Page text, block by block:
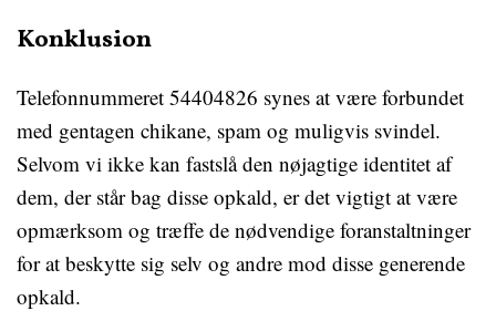
Konklusion
Telefonnummeret 54404826 synes at være forbundet
med gentagen chikane, spam og muligvis svindel.
Selvom vi ikke kan fastslå den nøjagtige identitet af
dem, der står bag disse opkald, er det vigtigt at være
opmærksom og træffe de nødvendige foranstaltninger
for at beskytte sig selv og andre mod disse generende
opkald.